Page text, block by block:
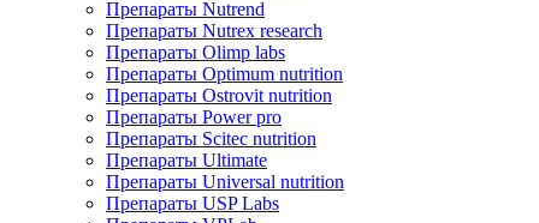
Препараты Nutrend
Препараты Nutrex research
Препараты Olimp labs
Препараты Optimum nutrition
Препараты Ostrovit nutrition
Препараты Power pro
Препараты Scitec nutrition
Препараты Ultimate
Препараты Universal nutrition
Препараты USP Labs